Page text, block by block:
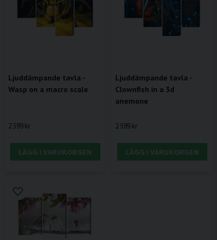
Ljuddämpande tavla -
Wasp on a macro scale
2 599 kr
LÄGG I VARUKORGEN
Ljuddämpande tavla -
Clownfish in a 3d
anemone
2 599 kr
LÄGG I VARUKORGEN